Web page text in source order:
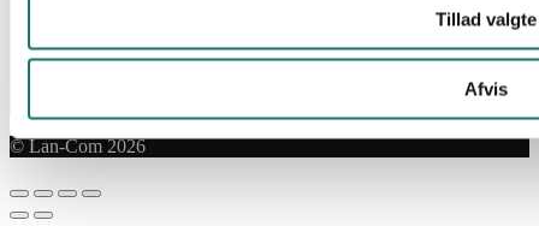
Tillad valgte
Afvis
© Lan-Com 2026